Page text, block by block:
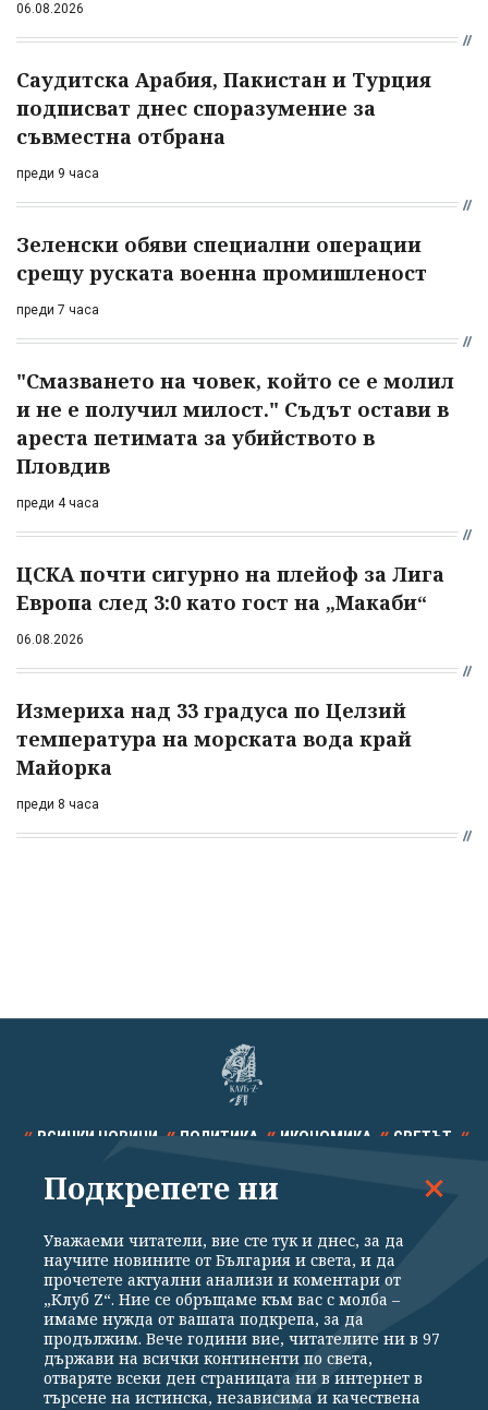
06.08.2026
Саудитска Арабия, Пакистан и Турция
подписват днес споразумение за
съвместна отбрана
преди 9 часа
Зеленски обяви специални операции
срещу руската военна промишленост
преди 7 часа
"Смазването на човек, който се е молил
и не е получил милост." Съдът остави в
ареста петимата за убийството в
Пловдив
преди 4 часа
ЦСКА почти сигурно на плейоф за Лига
Европа след 3:0 като гост на „Макаби“
06.08.2026
Измериха над 33 градуса по Целзий
температура на морската вода край
Майорка
преди 8 часа
ВСИЧКИ НОВИНИ ПОЛИТИКА ИКОНОМИКА СВЕТЪТ
СПОРТ КУЛТУРА ТЕХНОЛОГИИ КАЛЕЙДОСКОП
Общи условия
Политика за поверителност
Реклама
Партньори Контакти
За Клуб Z
Подкрепете ни
Уважаеми читатели, вие сте тук и днес, за да
научите новините от България и света, и да
прочетете актуални анализи и коментари от
„Клуб Z“. Ние се обръщаме към вас с молба –
имаме нужда от вашата подкрепа, за да
продължим. Вече години вие, читателите ни в 97
държави на всички континенти по света,
отваряте всеки ден страницата ни в интернет в
търсене на истинска, независима и качествена